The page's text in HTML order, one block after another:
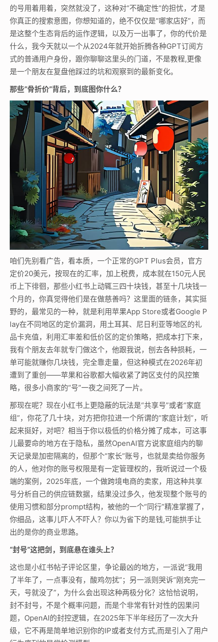
的号用着用着，突然就没了，这种对“不确定性”的担忧，才是
你真正的搜索意图，你想知道的，绝不仅仅是“哪家店好”，而
是这整个生态背后的运作逻辑，以及万一出事了，你的代价是
什么，我今天就以一个从2024年就开始折腾各种GPT订阅方
式的普通用户身份，跟你聊聊这里头的门道，不是教程,更像
是一个朋友在复盘他踩过的坑和观察到的最新变化。
那些“骨折价”背后，到底图你什么？
咱们先别看广告，看本质，一个正常的GPT Plus会员，官方
定价20美元，按现在的汇率，加上税费，成本就在150元人民
币上下徘徊，那些小红书上动辄三四十块钱，甚至十几块钱一
个月的，你真觉得他们是在做慈善吗？这里面的链条，其实挺
野的，最常见的一种，就是利用苹果App Store或者Google P
lay在不同地区的定价漏洞，用土耳其、尼日利亚等地区的礼
品卡充值，利用汇率差和低价区的定价策略，把成本打下来，
我有个朋友去年就专门做这个，他跟我说，刨去各种损耗，一
单可能就赚你几块钱，完全靠走量，但这种模式在2026年初
遭到了重创——苹果和谷歌都大幅收紧了跨区支付的风控策
略，很多小商家的“号”一夜之间死了一片。
那现在呢？现在小红书上更隐蔽的玩法是“共享号”或者“家庭
组”，你花了几十块，对方把你拉进一个所谓的“家庭计划”，听
起来挺好，对吧？相当于你以极低的价格分摊了成本，可这事
儿最要命的地方在于隐私，虽然OpenAI官方说家庭组内的聊
天记录是加密隔离的，但那个“家长”账号，也就是卖给你服务
的人，他对你的账号权限是有一定管理权的，我听说过一个极
端的案例，2025年底，一个做跨境电商的卖家，用这种共享
号分析自己的供应链数据，结果没过多久，他发现整个账号的
使用习惯和部分prompt结构，被他的一个“同行”精准掌握了，
你细品，这事儿吓人不吓人？你以为省下的是钱,可能拱手让
出的是你的商业思路。
“封号”这把剑，到底悬在谁头上？
这也是小红书帖子评论区里，争论最凶的地方，一派说“我用
了半年了，一点事没有，酸鸡勿扰”；另一派则哭诉“刚充完一
天，号就没了”，为什么会出现这种两极分化？这恰恰说明，
封不封号，不是个概率问题，而是个非常有针对性的因果问
题，OpenAI的封控逻辑，在2025年下半年经历了一次大升
级，它不再是简单地识别你的IP或者支付方式,而是引入了用户